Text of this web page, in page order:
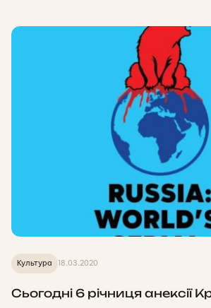
Культура 18.03.2020
Сьогодні 6 річниця анексії